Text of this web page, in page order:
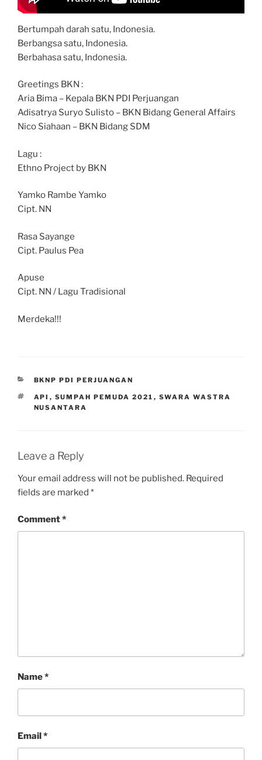
Bertumpah darah satu, Indonesia.
Berbangsa satu, Indonesia.
Berbahasa satu, Indonesia.
Greetings BKN :
Aria Bima – Kepala BKN PDI Perjuangan
Adisatrya Suryo Sulisto – BKN Bidang General Affairs
Nico Siahaan – BKN Bidang SDM
Lagu :
Ethno Project by BKN
Yamko Rambe Yamko
Cipt. NN
Rasa Sayange
Cipt. Paulus Pea
Apuse
Cipt. NN / Lagu Tradisional
Merdeka!!!
CATEGORIES
BKNP PDI PERJUANGAN
TAGS
API , SUMPAH PEMUDA 2021 , SWARA WASTRA
NUSANTARA
Leave a Reply
Your email address will not be published. Required
fields are marked *
Comment*
Name*
Email *